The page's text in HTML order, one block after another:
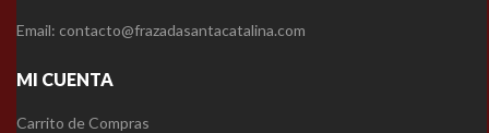
Email: contacto@frazadasantacatalina.com
MI CUENTA
Carrito de Compras